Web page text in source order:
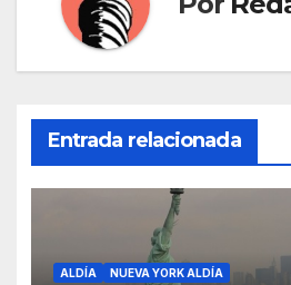
Entrada relacionada
ALDÍA NUEVA YORK ALDÍA